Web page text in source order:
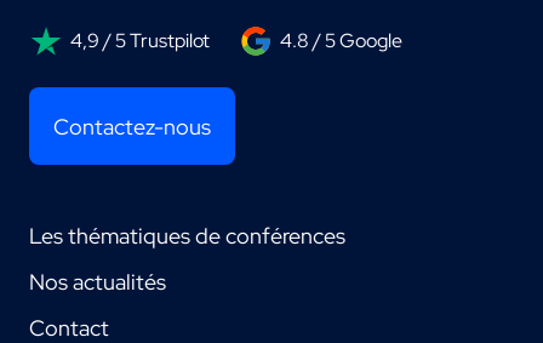
4,9 / 5 Trustpilot 4.8 / 5 Google
Contactez-nous
Les thématiques de conférences
Nos actualités
Contact